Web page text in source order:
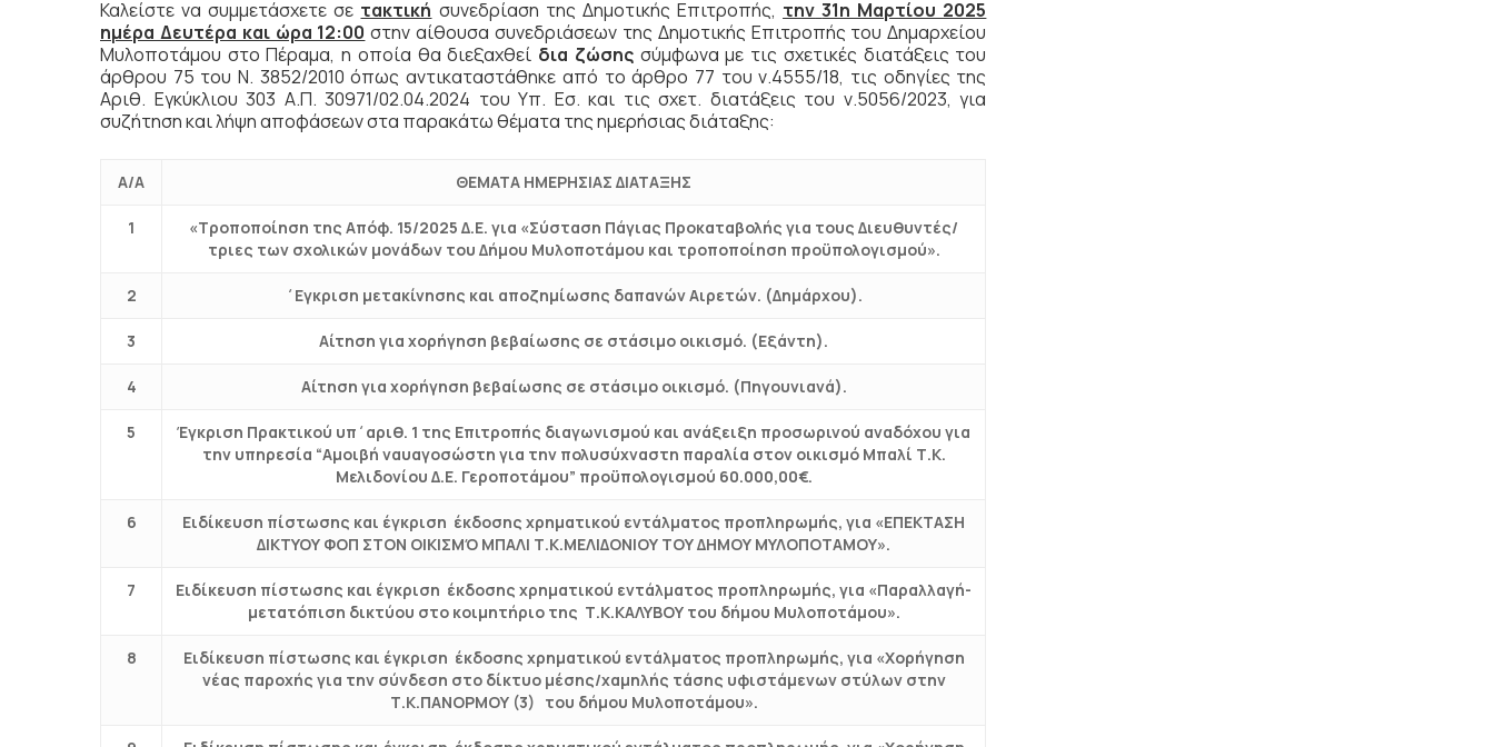
Καλείστε να συμμετάσχετε σε τακτική συνεδρίαση της Δημοτικής Επιτροπής, την 31η Μαρτίου 2025
ημέρα Δευτέρα και ώρα 12:00 στην αίθουσα συνεδριάσεων της Δημοτικής Επιτροπής του Δημαρχείου
Μυλοποτάμου στο Πέραμα, η οποία θα διεξαχθεί δια ζώσης σύμφωνα με τις σχετικές διατάξεις του
άρθρου 75 του Ν. 3852/2010 όπως αντικαταστάθηκε από το άρθρο 77 του ν.4555/18, τις οδηγίες της
Αριθ. Εγκύκλιου 303 Α.Π. 30971/02.04.2024 του Υπ. Εσ. και τις σχετ. διατάξεις του ν.5056/2023, για
συζήτηση και λήψη αποφάσεων στα παρακάτω θέματα της ημερήσιας διάταξης:
Α/Α ΘΕΜΑΤΑ ΗΜΕΡΗΣΙΑΣ ΔΙΑΤΑΞΗΣ
1
«Τροποποίηση της Απόφ. 15/2025 Δ.Ε. για «Σύσταση Πάγιας Προκαταβολής για τους Διευθυντές/
τριες των σχολικών μονάδων του Δήμου Μυλοποτάμου και τροποποίηση προϋπολογισμού».
2 ΄Εγκριση μετακίνησης και αποζημίωσης δαπανών Αιρετών. (Δημάρχου).
3 Αίτηση για χορήγηση βεβαίωσης σε στάσιμο οικισμό. (Εξάντη).
4 Αίτηση για χορήγηση βεβαίωσης σε στάσιμο οικισμό. (Πηγουνιανά).
5
Έγκριση Πρακτικού υπ΄αριθ. 1 της Επιτροπής διαγωνισμού και ανάξειξη προσωρινού αναδόχου για
την υπηρεσία “Αμοιβή ναυαγοσώστη για την πολυσύχναστη παραλία στον οικισμό Μπαλί Τ.Κ.
Μελιδονίου Δ.Ε. Γεροποτάμου” προϋπολογισμού 60.000,00€.
6
Ειδίκευση πίστωσης και έγκριση έκδοσης χρηματικού εντάλματος προπληρωμής, για «ΕΠΕΚΤΑΣΗ
ΔΙΚΤΥΟΥ ΦΟΠ ΣΤΟΝ ΟΙΚΙΣΜΌ ΜΠΑΛΙ Τ.Κ.ΜΕΛΙΔΟΝΙΟΥ ΤΟΥ ΔΗΜΟΥ ΜΥΛΟΠΟΤΑΜΟΥ».
7
Ειδίκευση πίστωσης και έγκριση έκδοσης χρηματικού εντάλματος προπληρωμής, για «Παραλλαγή-
μετατόπιση δικτύου στο κοιμητήριο της Τ.Κ.ΚΑΛΥΒΟΥ του δήμου Μυλοποτάμου».
8
Ειδίκευση πίστωσης και έγκριση έκδοσης χρηματικού εντάλματος προπληρωμής, για «Χορήγηση
νέας παροχής για την σύνδεση στο δίκτυο μέσης/χαμηλής τάσης υφιστάμενων στύλων στην
Τ.Κ.ΠΑΝΟΡΜΟΥ (3) του δήμου Μυλοποτάμου».